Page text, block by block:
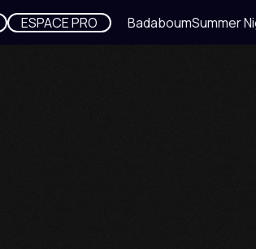
ESPACE PRO
Summer Night au BadaboumSummer Night